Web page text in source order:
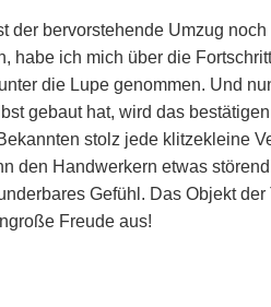
der bervorstehende Umzug
habe ich mich über die
die Lupe genommen. Und
gebaut hat, wird das
stolz jede klitzekleine
den Handwerkern etwas
Gefühl. Das Objekt
Freude aus!